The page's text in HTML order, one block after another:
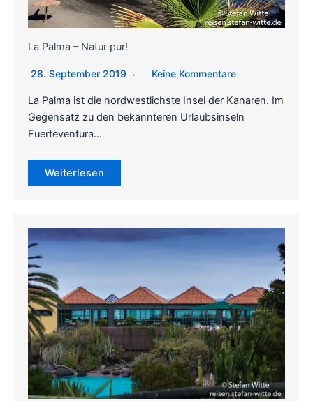
La Palma – Natur pur!
28. September 2019 Keine Kommentare
La Palma ist die nordwestlichste Insel der Kanaren. Im
Gegensatz zu den bekannteren Urlaubsinseln
Fuerteventura…
Weiterlesen